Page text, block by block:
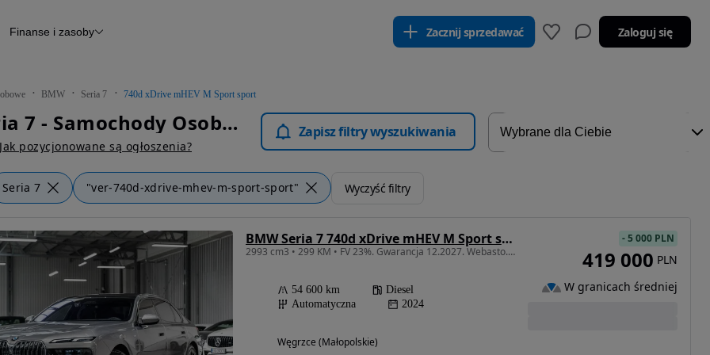
Raport z inspekcji
Otomoto News
Finanse i zasoby Zacznij sprzedawać Zaloguj się
BMW Seria 7 740d xDrive mHEV M Sport sport
BMW Seria 7 - Samochody Osobowe
Jak pozycjonowane są ogłoszenia?
Zapisz filtry wyszukiwania
Seria 7 "ver-740d-xdrive-mhev-m-sport-sport" Wyczyść filtry
BMW Seria 7 740d xDrive mHEV M Sport sport
2993 cm3 • 299 KM • FV 23%. Gwarancja 12.2027. Webasto. Sky Lounge. Bezwypadkowy
54 600 km
Diesel
Automatyczna
2024
Węgrzce (Małopolskie)
-5 000 PLN
419 000 PLN
W granicach średniej